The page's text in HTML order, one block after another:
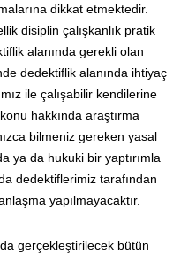
dikkat etmektedir.
disiplin çalışkanlık pratik
alanında gerekli olan
dedektiflik alanında ihtiyaç
ile çalışabilir kendilerine
hakkında araştırma
bilmeniz gereken yasal
ya da hukuki bir yaptırımla
dedektiflerimiz tarafından
yapılmayacaktır.
gerçekleştirilecek bütün